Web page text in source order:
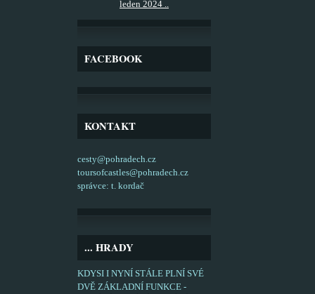
leden 2024 ..
FACEBOOK
KONTAKT
cesty@pohradech.cz
toursofcastles@pohradech.cz
správce: t. kordač
... HRADY
KDYSI I NYNÍ STÁLE PLNÍ SVÉ
DVĚ ZÁKLADNÍ FUNKCE -